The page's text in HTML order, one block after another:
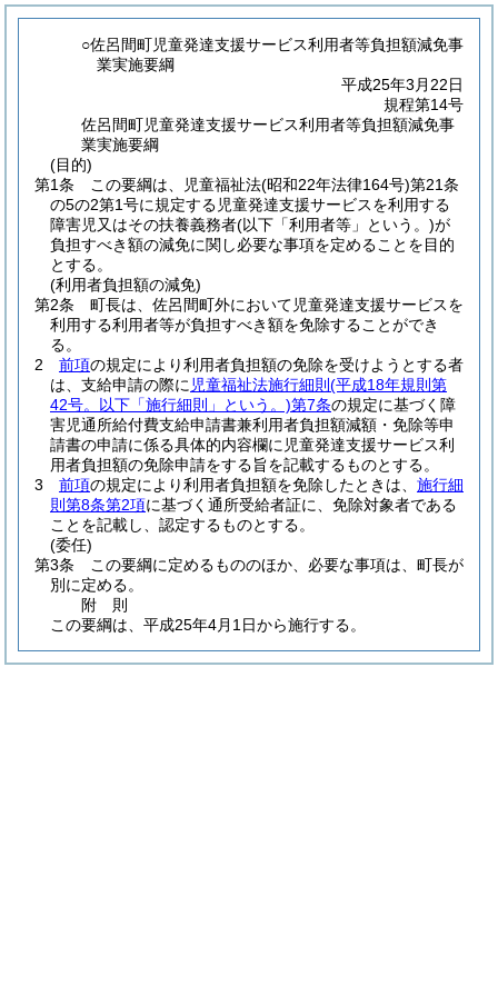
○佐呂間町児童発達支援サービス利用者等負担額減免事
業実施要綱
平成25年3月22日
規程第14号
佐呂間町児童発達支援サービス利用者等負担額減免事
業実施要綱
(目的)
第1条
この要綱は、児童福祉法(昭和22年法律164号)第21条
の5の2第1号に規定する児童発達支援サービスを利用する
障害児又はその扶養義務者(以下「利用者等」という。)が
負担すべき額の減免に関し必要な事項を定めることを目的
とする。
(利用者負担額の減免)
第2条
町長は、佐呂間町外において児童発達支援サービスを
利用する利用者等が負担すべき額を免除することができ
る。
2
前項の規定により利用者負担額の免除を受けようとする者
は、支給申請の際に 児童福祉法施行細則 (平成18年規則第
42号。以下「施行細則」という。)第7条の規定に基づく障
害児通所給付費支給申請書兼利用者負担額減額・免除等申
請書の申請に係る具体的内容欄に児童発達支援サービス利
用者負担額の免除申請をする旨を記載するものとする。
3
前項の規定により利用者負担額を免除したときは、 施行細
則第8条第2項に基づく通所受給者証に、免除対象者である
ことを記載し、認定するものとする。
(委任)
第3条
この要綱に定めるもののほか、必要な事項は、町長が
別に定める。
附 則
この要綱は、平成25年4月1日から施行する。